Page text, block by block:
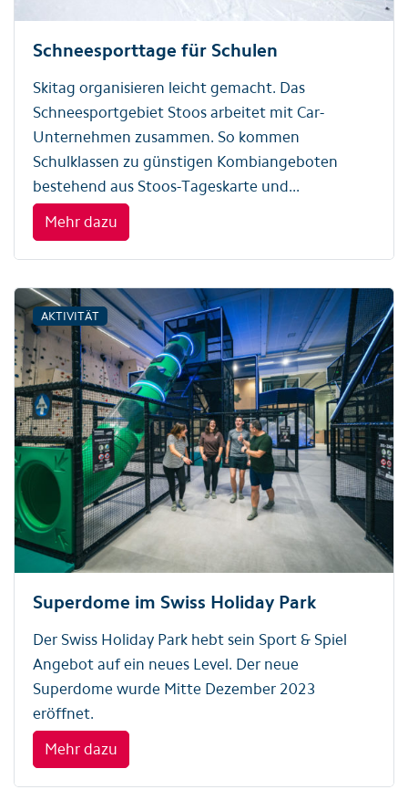
Schneesporttage für Schulen
Skitag organisieren leicht gemacht. Das
Schneesportgebiet Stoos arbeitet mit Car-
Unternehmen zusammen. So kommen
Schulklassen zu günstigen Kombiangeboten
bestehend aus Stoos-Tageskarte und...
Mehr dazu
AKTIVITÄT
Superdome im Swiss Holiday Park
Der Swiss Holiday Park hebt sein Sport & Spiel
Angebot auf ein neues Level. Der neue
Superdome wurde Mitte Dezember 2023
eröffnet.
Mehr dazu